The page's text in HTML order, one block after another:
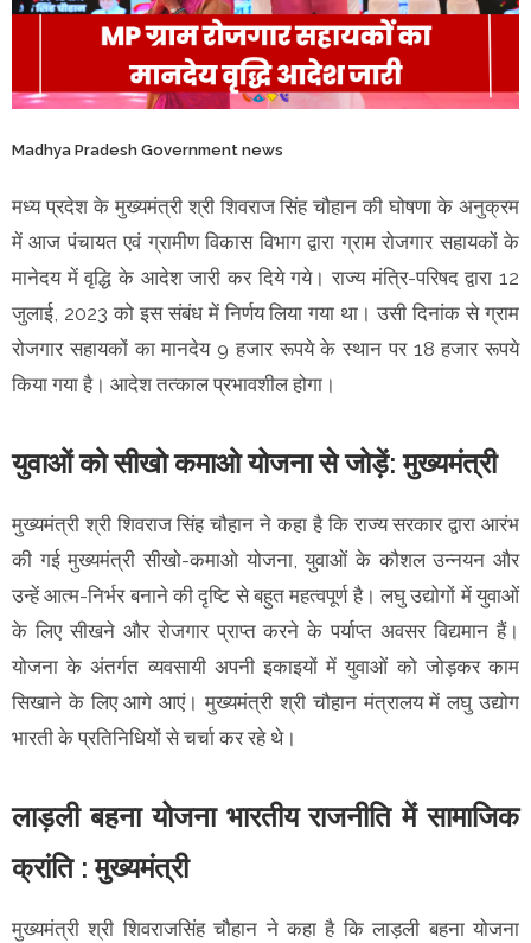
Madhya Pradesh Government news
मध्य प्रदेश के मुख्यमंत्री श्री शिवराज सिंह चौहान की घोषणा के अनुक्रम
में आज पंचायत एवं ग्रामीण विकास विभाग द्वारा ग्राम रोजगार सहायकों के
मानेदय में वृद्धि के आदेश जारी कर दिये गये। राज्य मंत्रि-परिषद द्वारा 12
जुलाई, 2023 को इस संबंध में निर्णय लिया गया था। उसी दिनांक से ग्राम
रोजगार सहायकों का मानदेय 9 हजार रूपये के स्थान पर 18 हजार रूपये
किया गया है। आदेश तत्काल प्रभावशील होगा।
युवाओं को सीखो कमाओ योजना से जोड़ें: मुख्यमंत्री
मुख्यमंत्री श्री शिवराज सिंह चौहान ने कहा है कि राज्य सरकार द्वारा आरंभ
की गई मुख्यमंत्री सीखो-कमाओ योजना, युवाओं के कौशल उन्नयन और
उन्हें आत्म-निर्भर बनाने की दृष्टि से बहुत महत्वपूर्ण है। लघु उद्योगों में युवाओं
के लिए सीखने और रोजगार प्राप्त करने के पर्याप्त अवसर विद्यमान हैं।
योजना के अंतर्गत व्यवसायी अपनी इकाइयों में युवाओं को जोड़कर काम
सिखाने के लिए आगे आएं। मुख्यमंत्री श्री चौहान मंत्रालय में लघु उद्योग
भारती के प्रतिनिधियों से चर्चा कर रहे थे।
लाड़ली बहना योजना भारतीय राजनीति में सामाजिक
क्रांति : मुख्यमंत्री
मुख्यमंत्री श्री शिवराजसिंह चौहान ने कहा है कि लाड़ली बहना योजना